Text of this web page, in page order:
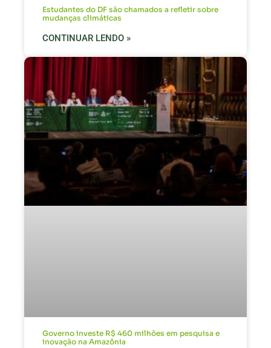
Estudantes do DF são chamados a refletir sobre
mudanças climáticas
CONTINUAR LENDO »
Governo investe R$ 460 milhões em pesquisa e
inovação na Amazônia